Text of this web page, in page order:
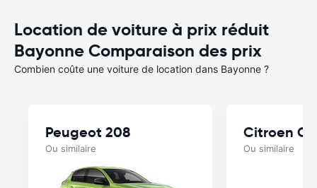
Location de voiture à prix réduit
Bayonne Comparaison des prix
Combien coûte une voiture de location dans Bayonne ?
Peugeot 208
Ou similaire
Citroen C4
Ou similaire